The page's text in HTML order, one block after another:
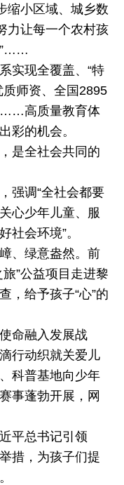
缩小区域、城乡数
力让每一个农村孩
”……
实现全覆盖、“特
质师资、全国2895
……高质量教育体
彩的机会。
是全社会共同的
强调“全社会都要
心少年儿童、服
社会环境”。
、绿意盎然。前
”公益项目走进黎
，给予孩子“心”的
命融入发展战
行动织就关爱儿
科普基地向少年
事蓬勃开展，网
平总书记引领
措，为孩子们提